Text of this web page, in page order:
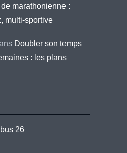
marathonienne :
multi-sportive
Doubler son temps
: les plans
26